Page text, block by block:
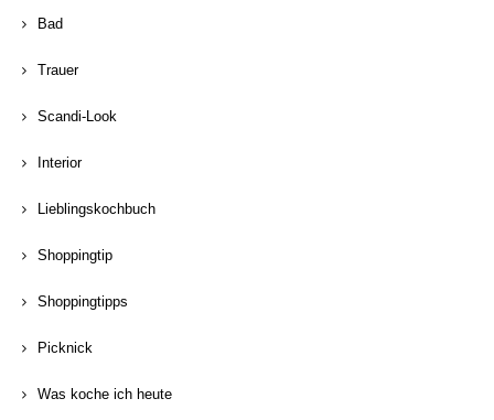
Bad
Trauer
Scandi-Look
Interior
Lieblingskochbuch
Shoppingtip
Shoppingtipps
Picknick
Was koche ich heute